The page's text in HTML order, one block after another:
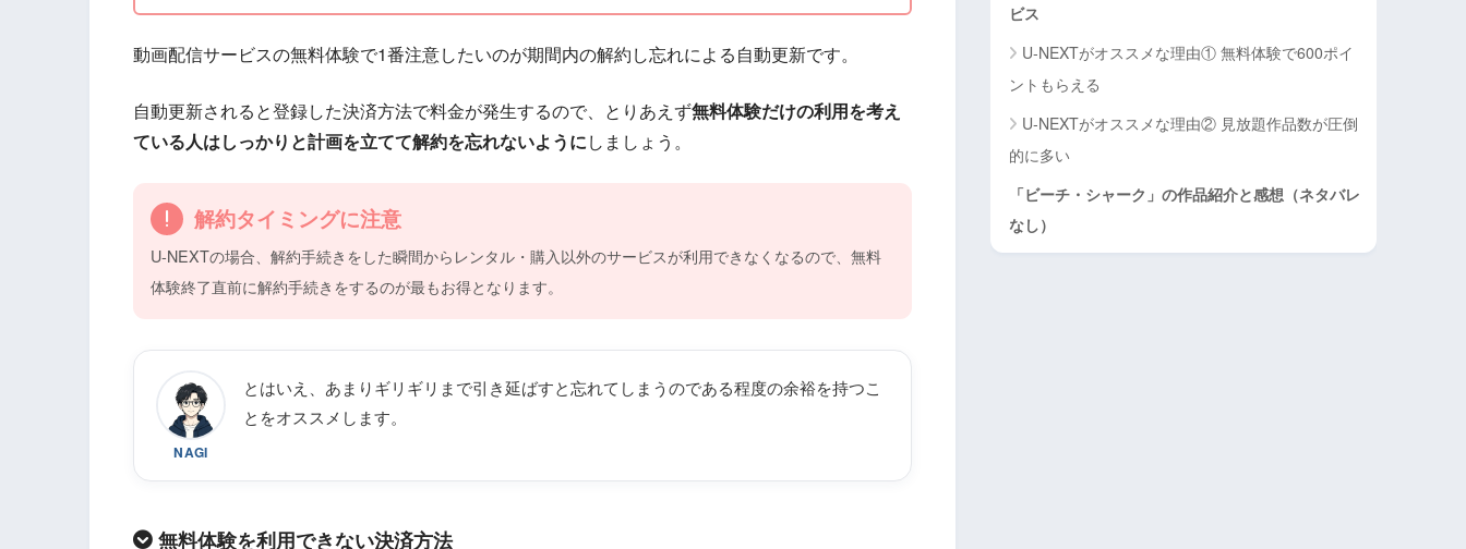
動画配信サービスの無料体験で1番注意したいのが期間内の解約し忘れによる自動更新です。
自動更新されると登録した決済方法で料金が発生するので、とりあえず無料体験だけの利用を考え
ている人はしっかりと計画を立てて解約を忘れないようにしましょう。
解約タイミングに注意
U-NEXTの場合、解約手続きをした瞬間からレンタル・購入以外のサービスが利用できなくなるので、無料
体験終了直前に解約手続きをするのが最もお得となります。
NAGI
とはいえ、あまりギリギリまで引き延ばすと忘れてしまうのである程度の余裕を持つこ
とをオススメします。
無料体験を利用できない決済方法
ビス
U-NEXTがオススメな理由① 無料体験で600ポイ
ントもらえる
U-NEXTがオススメな理由② 見放題作品数が圧倒
的に多い
「ビーチ・シャーク」の作品紹介と感想（ネタバレ
なし）